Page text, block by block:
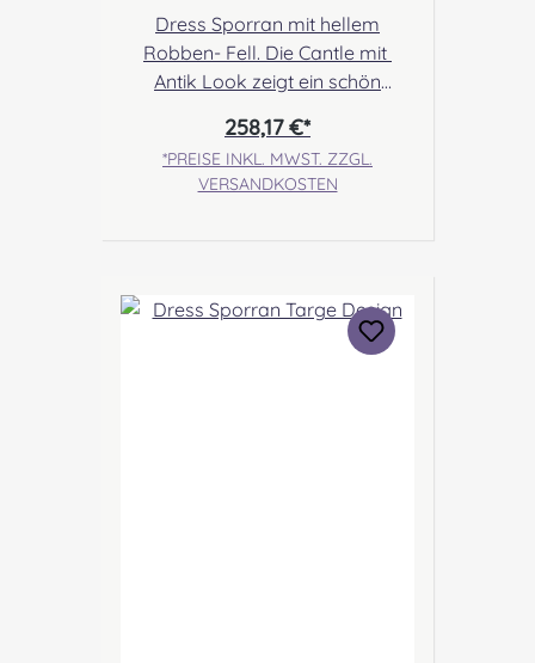
Dress Sporran mit hellem
Robben- Fell. Die Cantle mit
Antik Look zeigt ein schön
Angabe zur Produktsicherheit
Hersteller: Margaret Morrison,
Unit 7 Ruthvenfield Grove
Verantwortliche Person: Nieswiec
& Zeh Easy Piping & Drumming
258,17 €*
*PREISE INKL. MWST. ZZGL.
VERSANDKOSTEN